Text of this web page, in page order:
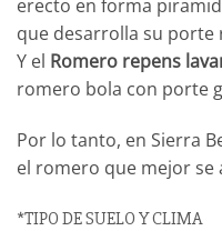
erecto en forma
que desarrolla su porte
Y el Romero repens
romero bola con porte
Por lo tanto, en Sierra
el romero que mejor se
*TIPO DE SUELO Y CLIMA